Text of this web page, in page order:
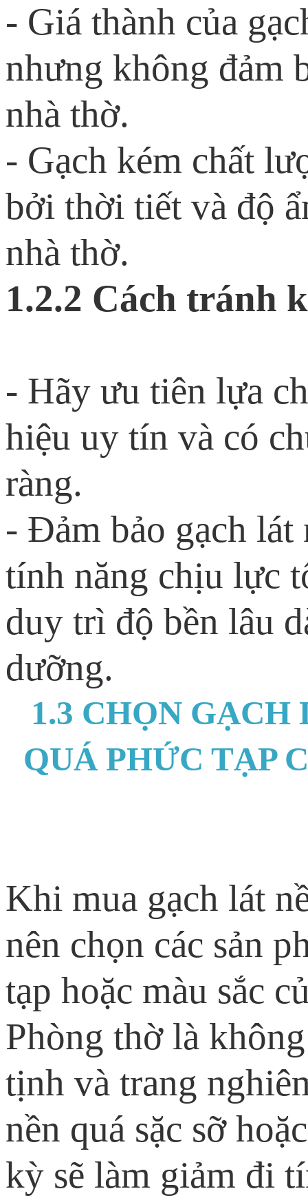
- Giá thành của
nhưng không đảm
nhà thờ.
- Gạch kém chất
bởi thời tiết và độ
nhà thờ.
1.2.2 Cách tránh
- Hãy ưu tiên lựa
hiệu uy tín và có
ràng.
- Đảm bảo gạch lát
tính năng chịu lực
duy trì độ bền lâu
dưỡng.
1.3 CHỌN
QUÁ PHỨC TẠP
Khi mua gạch lát
nên chọn các sản
tạp hoặc màu sắc
Phòng thờ là
tịnh và trang
nền quá sặc sỡ
kỳ sẽ làm giảm đi